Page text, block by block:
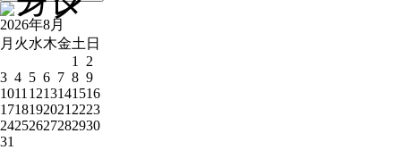
2026年8月
月 火水木金土 日
1
2
3 4 5 6 7 8 9
1011 1213141516
1718192021 2223
24252627282930
31